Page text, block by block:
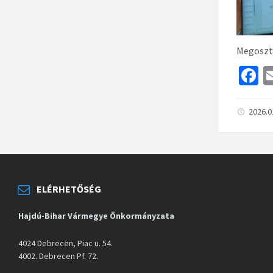
b
o
o
ELÉRHETŐSÉG
Hajdú-Bihar Vármegye Önkormányzata
4024 Debrecen, Piac u. 54.
4002. Debrecen Pf. 72.